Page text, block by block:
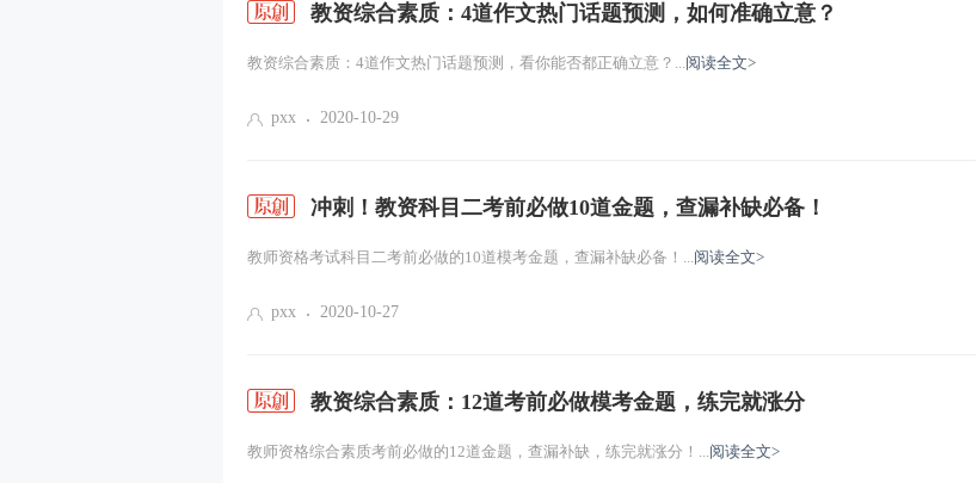
个案社会工作服务方法（一） 主讲：马海燕
社会工作服务的管理（一） 主讲：马海燕
课程导学 主讲：马海燕
教资综合素质：4道作文热门话题预测，如何准确立意？
教资综合素质：4道作文热门话题预测，看你能否都正确立意？...阅读全文>
pxx 2020-10-29
冲刺！教资科目二考前必做10道金题，查漏补缺必备！
教师资格考试科目二考前必做的10道模考金题，查漏补缺必备！...阅读全文>
pxx 2020-10-27
教资综合素质：12道考前必做模考金题，练完就涨分
教师资格综合素质考前必做的12道金题，查漏补缺，练完就涨分！...阅读全文>